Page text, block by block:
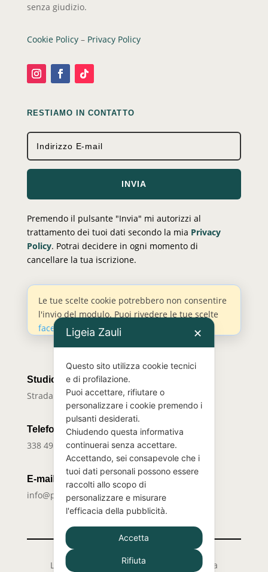
senza giudizio.
Cookie Policy– Privacy Policy
RESTIAMO IN CONTATTO
INVIA
Premendo il pulsante "Invia" mi autorizzi al
trattamento dei tuoi dati secondo la mia Privacy
Policy. Potrai decidere in ogni momento di
cancellare la tua iscrizione.
Le tue scelte cookie potrebbero non consentire
l'invio del modulo. Puoi rivedere le tue scelte
facendo clic qui.
Studio
Strada della Pronda 45/F –10142 Torino TO
Telefono
338 4989548
E-mail
info@psicologaligeiazauli.it
Ligeia Zauli © Copyright 2026 | Partita iva
Ligeia Zauli ✕
Questo sito utilizza cookie tecnici
e di profilazione.
Puoi accettare, rifiutare o
personalizzare i cookie premendo i
pulsanti desiderati.
Chiudendo questa informativa
continuerai senza accettare.
Accettando, sei consapevole che i
tuoi dati personali possono essere
raccolti allo scopo di
personalizzare e misurare
l'efficacia della pubblicità.
Accetta
Rifiuta